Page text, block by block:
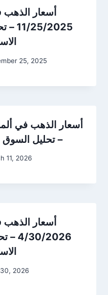
أسعار الذهب
11/
25, 2025
– تحليل السوق
11, 2026
أسعار الذهب
4/
2026